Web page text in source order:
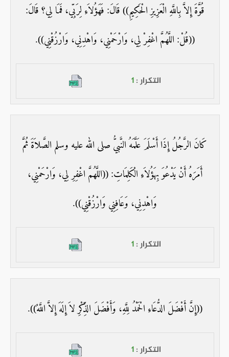
قُوَّةَ إِلاَّ بِاللَّهِ الْعَزِيزِ الْحَكِيمِ)) قَالَ: فَهَؤُلاَءِ لِرَبِّي، فَمَا لِي؟ قَالَ:
((قُلْ: اللَّهُمَّ اغْفِرْ لِي، وَارْحَمْنِي، وَاهْدِنِي، وَارْزُقْنِي)).
التكرار :1
كَانَ الرَّجُلُ إِذَا أَسْلَمَ عَلَّمَهُ النَّبيُّ صلى الله عليه وسلم الصَّلاَةَ ثُمَّ
أَمَرَهُ أَنْ يَدْعُوَ بِهَؤُلاَءِ الْكَلِمَاتِ: ((اللَّهُمَّ اغْفِرِ لِي، وَارْحَمْنِي،
وَاهْدِنِي، وَعَافِنِي وَارْزُقْنِي)).
التكرار :1
((إِنَّ أَفْضَلَ الدُّعَاءِ الْحَمْدُ لِلَّهِ، وَأَفْضَلَ الذِّكْرِ لاَ إِلَهَ إِلاَّ اللَّهُ)).
التكرار :1